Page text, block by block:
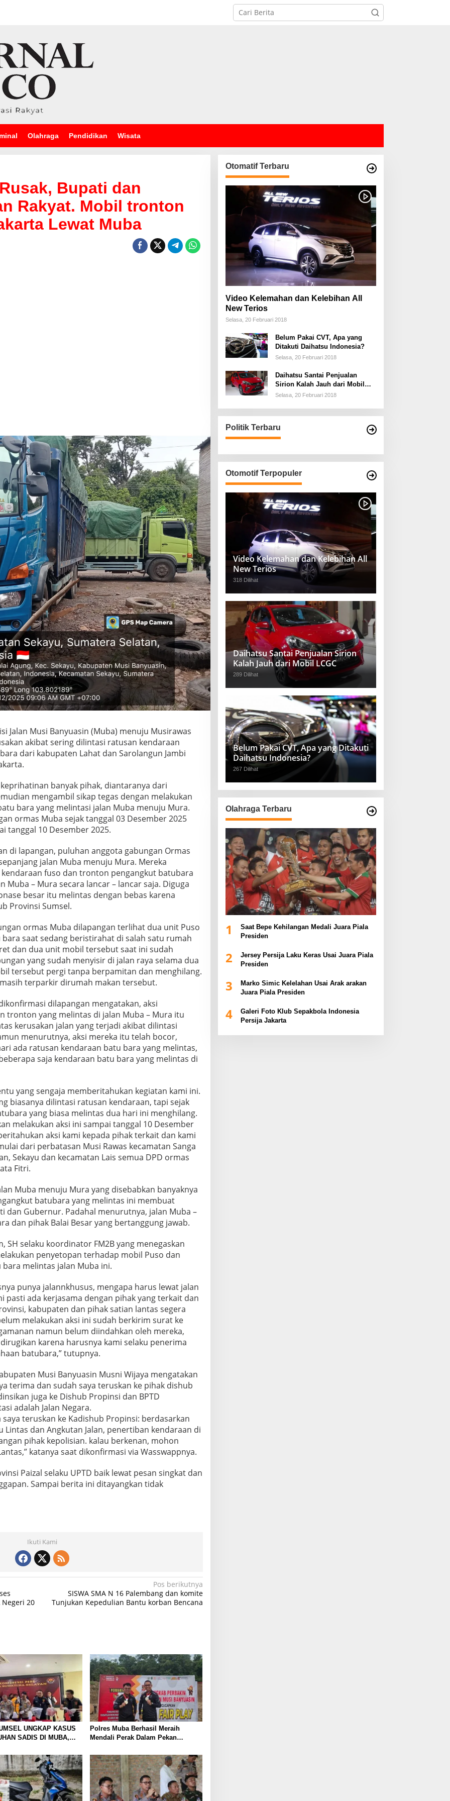
Olahraga Pendidikan Wisata
Bupati dan
Rakyat. Mobil tronton
Lewat Muba
Jalan Musi Banyuasin (Muba) menuju Musirawas
akibat sering dilintasi ratusan kendaraan
dari kabupaten Lahat dan Sarolangun Jambi
banyak pihak, diantaranya dari
mengambil sikap tegas dengan melakukan
bara yang melintasi jalan Muba menuju Mura.
ormas Muba sejak tanggal 03 Desember 2025
tanggal 10 Desember 2025.
di lapangan, puluhan anggota gabungan Ormas
jalan Muba menuju Mura. Mereka
fuso dan tronton pengangkut batubara
Muba – Mura secara lancar – lancar saja. Diguga
besar itu melintas dengan bebas karena
Provinsi Sumsel.
ormas Muba dilapangan terlihat dua unit Puso
saat sedang beristirahat di salah satu rumah
dan dua unit mobil tersebut saat ini sudah
yang sudah menyisir di jalan raya selama dua
tersebut pergi tanpa berpamitan dan menghilang.
terparkir dirumah makan tersebut.
dilapangan mengatakan, aksi
tronton yang melintas di jalan Muba – Mura itu
kerusakan jalan yang terjadi akibat dilintasi
menurutnya, aksi mereka itu telah bocor,
ada ratusan kendaraan batu bara yang melintas,
saja kendaraan batu bara yang melintas di
yang sengaja memberitahukan kegiatan kami ini.
biasanya dilintasi ratusan kendaraan, tapi sejak
yang biasa melintas dua hari ini menghilang.
melakukan aksi ini sampai tanggal 10 Desember
aksi kami kepada pihak terkait dan kami
dari perbatasan Musi Rawas kecamatan Sanga
Sekayu dan kecamatan Lais semua DPD ormas
Fitri.
Muba menuju Mura yang disebabkan banyaknya
batubara yang melintas ini membuat
dan Gubernur. Padahal menurutnya, jalan Muba –
dan pihak Balai Besar yang bertanggung jawab.
SH selaku koordinator FM2B yang menegaskan
penyetopan terhadap mobil Puso dan
melintas jalan Muba ini.
punya jalannkhusus, mengapa harus lewat jalan
pasti ada kerjasama dengan pihak yang terkait dan
kabupaten dan pihak satian lantas segera
melakukan aksi ini sudah berkirim surat ke
namun belum diindahkan oleh mereka,
karena harusnya kami selaku penerima
batubara,” tutupnya.
Musi Banyuasin Musni Wijaya mengatakan
terima dan sudah saya teruskan ke pihak dishub
juga ke Dishub Propinsi dan BPTD
adalah Jalan Negara.
teruskan ke Kadishub Propinsi: berdasarkan
Lintas dan Angkutan Jalan, penertiban kendaraan di
pihak kepolisian. kalau berkenan, mohon
katanya saat dikonfirmasi via Wasswappnya.
Paizal selaku UPTD baik lewat pesan singkat dan
Sampai berita ini ditayangkan tidak
Ikuti Kami
Negeri 20
Pos berikutnya
SISWA SMA N 16 Palembang dan komite
Tunjukan Kepedulian Bantu korban Bencana
UNGKAP KASUS
SADIS DI MUBA,
KORBAN
DALAM KARUNG DI
Polres Muba Berhasil Meraih
Mendali Perak Dalam Pekan
Sumatera Selatan Tahun 2025
Otomatif Terbaru
Video Kelemahan dan Kelebihan All
New Terios
Selasa, 20 Februari 2018
Belum Pakai CVT, Apa yang
Ditakuti Daihatsu Indonesia?
Selasa, 20 Februari 2018
Daihatsu Santai Penjualan
Sirion Kalah Jauh dari Mobil
LCGC
Selasa, 20 Februari 2018
Politik Terbaru
Otomotif Terpopuler
Video Kelemahan dan Kelebihan All
New Terios
318 Dilihat
Daihatsu Santai Penjualan Sirion
Kalah Jauh dari Mobil LCGC
289 Dilihat
Belum Pakai CVT, Apa yang Ditakuti
Daihatsu Indonesia?
267 Dilihat
Olahraga Terbaru
1
Saat Bepe Kehilangan Medali Juara Piala
Presiden
2
Jersey Persija Laku Keras Usai Juara Piala
Presiden
3
Marko Simic Kelelahan Usai Arak arakan
Juara Piala Presiden
4
Galeri Foto Klub Sepakbola Indonesia
Persija Jakarta